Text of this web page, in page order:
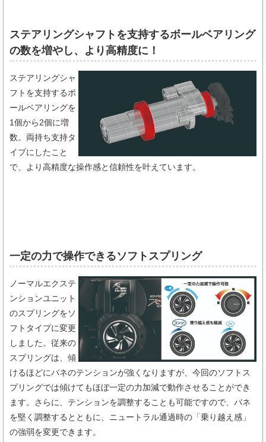
ステアリングシャフトを支持するボールベアリング
の数を増やし、より高精度に！
ステアリングシャ
フトを支持するボ
ールベアリングを
1個から2個に増
数。両持ち支持タ
イプにしたこと
で、より高精度な操作感と信頼性を叶えています。
一定の力で操作できるソフトスプリング​
ノーマルエクステ
ンションユニット
のスプリングをソ
フトタイプに変更
しました。従来の
スプリングは、傾
けるほどにバネのテンションが強くなりますが、今回のソフトス
プリングでは傾けてもほぼ一定の力加減で動作させることができ
ます。さらに、テンションを調整することも可能ですので、バネ
を堅く調整するとともに、ニュートラル通過時の「乗り越え感」
の強弱を変更できます。